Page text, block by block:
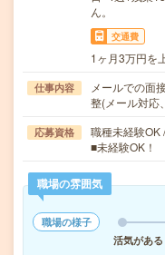
ん。
交通費
1ヶ月3万円を
仕事内容
メールでの面
整(メール対応
応募資格
職種未経験OK
■未経験OK！
職場の雰囲気
職場の様子
活気がある